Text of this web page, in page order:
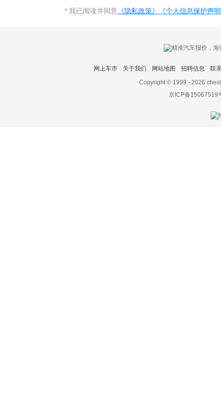
* 我已阅读并同意 《隐私政策》 《个人信息保护声
网上车市 关于我们 网站地图 招聘信息
联
Copyright © 1999 - 2026
京ICP备15067519